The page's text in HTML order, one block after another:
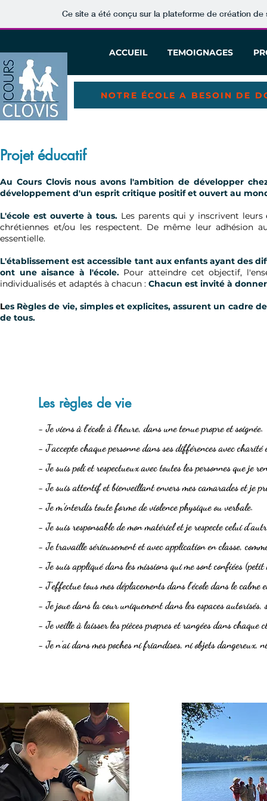
Ce site a été conçu sur la plateforme de création
ACCUEIL TEMOIGNAGES
NOTRE ÉCOLE A BESOIN DE
Projet éducatif
Au Cours Clovis nous avons l'ambition de développer
développement d'un esprit critique positif et ouvert au
L'école est ouverte à tous. Les parents qui y inscrivent
chrétiennes et/ou les respectent. De même leur adhésion
essentielle.
L'établissement est accessible tant aux enfants ayant des
ont une aisance à l'école.Pour atteindre cet objectif,
individualisés et adaptés à chacun : Chacun est invité à
Les Règles de vie, simples et explicites, assurent un cadre
de tous.
Les règles de vie
- Je viens à l’école à l'heure, dans une tenue propre et soignée.
- J’accepte chaque personne dans ses différences avec charité
- Je suis poli et respectueux avec toutes les personnes que je
- Je suis attentif et bienveillant envers mes camarades et je
- Je m’interdis toute forme de violence physique ou verbale.
- Je suis responsable de mon matériel et je respecte celui
- Je travaille sérieusement et avec application en classe,
- Je suis appliqué dans les missions qui me sont confiées
- J’effectue tous mes déplacements dans l’école dans le calme
- Je joue dans la cour uniquement dans les espaces
- Je veille à laisser les pièces propres et rangées dans chaque
- Je n'ai dans mes poches ni friandises, ni objets dangereux,